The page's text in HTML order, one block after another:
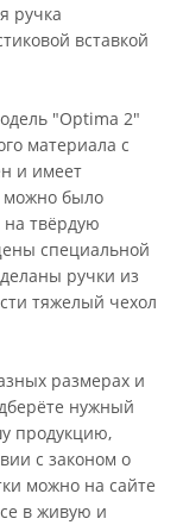
ручка
вставкой
"Optima 2"
материала с
и имеет
можно было
на твёрдую
специальной
ручки из
тяжелый чехол
размерах и
нужный
продукцию,
с законом о
можно на сайте
в живую и